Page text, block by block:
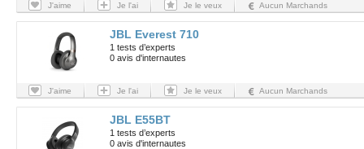
J'aime Je l'ai Je le veux Aucun Marchands
JBL Everest 710
1 tests d’experts
0 avis d'internautes
J'aime Je l'ai Je le veux Aucun Marchands
JBL E55BT
1 tests d’experts
0 avis d'internautes